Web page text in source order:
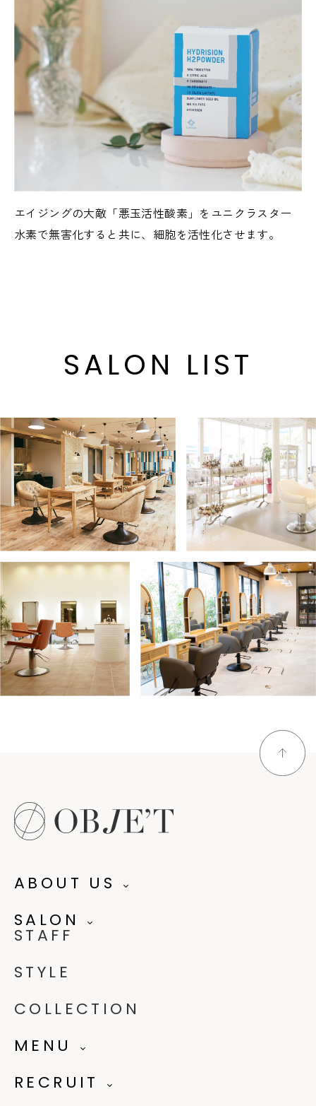
エイジングの大敵「悪玉活性酸素」をユニクラスター
水素で無害化すると共に、細胞を活性化させます。
SALON LIST
ABOUT US
SALON
STAFF
STYLE
COLLECTION
MENU
RECRUIT